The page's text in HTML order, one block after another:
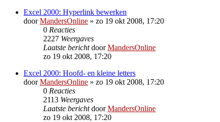
Excel 2000: Hyperlink bewerken
doorMandersOnline » zo 19 okt 2008, 17:20
0 Reacties
2227 Weergaves
Laatste berichtdoorMandersOnline
zo 19 okt 2008, 17:20
Excel 2000: Hoofd- en kleine letters
doorMandersOnline » zo 19 okt 2008, 17:20
0 Reacties
2113 Weergaves
Laatste berichtdoorMandersOnline
zo 19 okt 2008, 17:20